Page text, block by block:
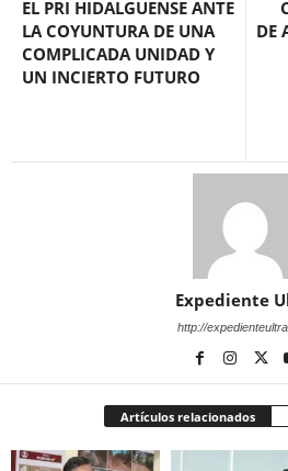
EL PRI HIDALGUENSE ANTE
LA COYUNTURA DE UNA
COMPLICADA UNIDAD Y
UN INCIERTO FUTURO
DE
Expediente
http://
Artículos relacionados